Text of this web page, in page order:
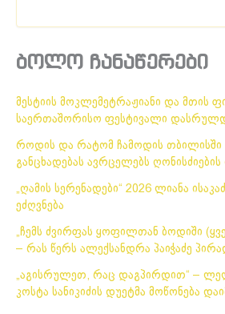
ბოლო ჩანაწერები
მესტიის მოკლემეტრაჟიანი და მთის
საერთაშორისო ფესტივალი
როდის და რატომ ჩამოდის თბილისში
განცხადებას ავრცელებს
„ღამის სერენადები“ 2026 ლიანა
ეძღვნება
„ჩემს ძვირფას ყოფილთან ბოდიში
– რას წერს ალექსანდრა პაიჭაძე
„აგისრულეთ, რაც დაგპირდით“ –
კოსტა სანიკიძის დუეტმა მოწონება